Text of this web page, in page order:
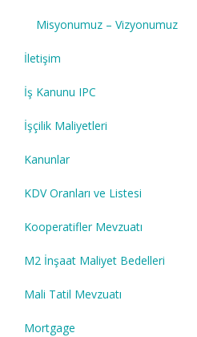
Misyonumuz – Vizyonumuz
İletişim
İş Kanunu IPC
İşçilik Maliyetleri
Kanunlar
KDV Oranları ve Listesi
Kooperatifler Mevzuatı
M2 İnşaat Maliyet Bedelleri
Mali Tatil Mevzuatı
Mortgage